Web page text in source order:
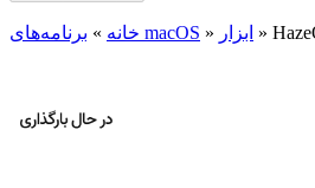
خانه » برنامه‌های macOS » ابزار »